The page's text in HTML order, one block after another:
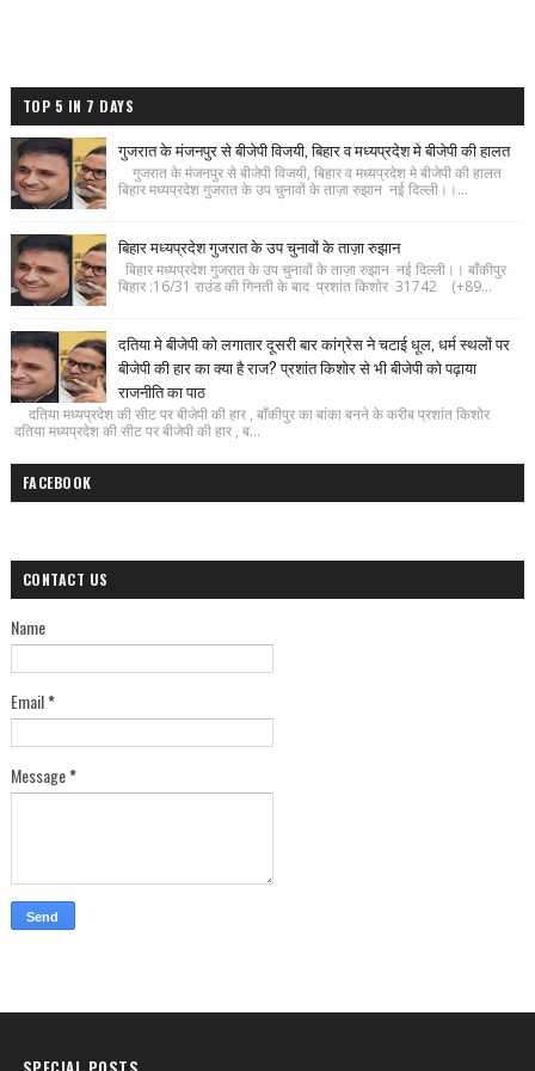
TOP 5 IN 7 DAYS
गुजरात के मंजनपुर से बीजेपी विजयी, बिहार व मध्यप्रदेश मे बीजेपी की हालत
गुजरात के मंजनपुर से बीजेपी विजयी, बिहार व मध्यप्रदेश मे बीजेपी की हालत
बिहार मध्यप्रदेश गुजरात के उप चुनावों के ताज़ा रुझान नई दिल्ली।।...
बिहार मध्यप्रदेश गुजरात के उप चुनावों के ताज़ा रुझान
बिहार मध्यप्रदेश गुजरात के उप चुनावों के ताज़ा रुझान नई दिल्ली।। बाँकीपुर
बिहार :16/31 राउंड की गिनती के बाद प्रशांत किशोर 31742 (+89...
दतिया मे बीजेपी को लगातार दूसरी बार कांग्रेस ने चटाई धूल, धर्म स्थलों पर
बीजेपी की हार का क्या है राज? प्रशांत किशोर से भी बीजेपी को पढ़ाया
राजनीति का पाठ
दतिया मध्यप्रदेश की सीट पर बीजेपी की हार , बाँकीपुर का बांका बनने के करीब प्रशांत किशोर
दतिया मध्यप्रदेश की सीट पर बीजेपी की हार , ब...
FACEBOOK
CONTACT US
Name
Email*
Message*